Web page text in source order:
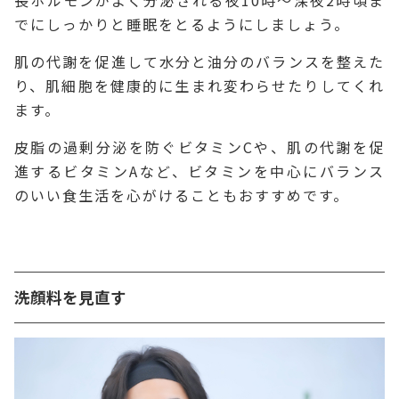
でにしっかりと睡眠をとるようにしましょう。
肌の代謝を促進して水分と油分のバランスを整えた
り、肌細胞を健康的に生まれ変わらせたりしてくれ
ます。
皮脂の過剰分泌を防ぐビタミンCや、肌の代謝を促
進するビタミンAなど、ビタミンを中心にバランス
のいい食生活を心がけることもおすすめです。
洗顔料を見直す